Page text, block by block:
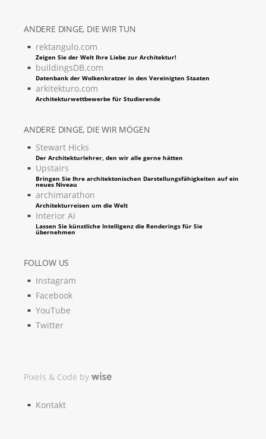
ANDERE DINGE, DIE WIR TUN
rektangulo.com
Zeigen Sie der Welt Ihre Liebe zur Architektur!
buildingsDB.com
Datenbank der Wolkenkratzer in den Vereinigten Staaten
arkitekturo.com
Architekturwettbewerbe für Studierende
ANDERE DINGE, DIE WIR MÖGEN
Stewart Hicks
Der Architekturlehrer, den wir alle gerne hätten
Upstairs
Bringen Sie Ihre architektonischen Darstellungsfähigkeiten auf ein
neues Niveau
archimarathon
Architekturreisen um die Welt
Interior AI
Lassen Sie künstliche Intelligenz die Renderings für Sie
übernehmen
FOLLOW US
Instagram
Facebook
YouTube
Twitter
Pixels & Code by
Kontakt